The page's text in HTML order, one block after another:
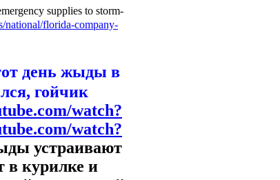
supplies to storm-
national/florida-company-
день жыды в
гойчик
watch?
watch?
устраивают
в курилке и